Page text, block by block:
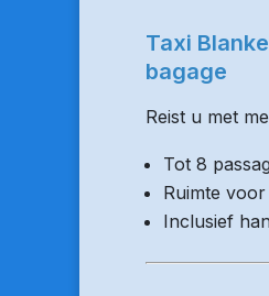
Taxi
bagage
Reist u met
Tot 8
Ruimte
Inclusief